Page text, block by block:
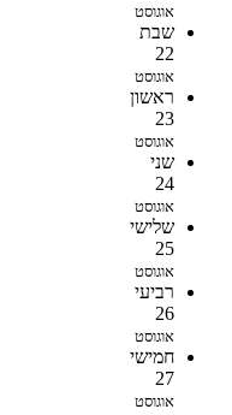
אוגוסט
שבת
22
אוגוסט
ראשון
23
אוגוסט
שני
24
אוגוסט
שלישי
25
אוגוסט
רביעי
26
אוגוסט
חמישי
27
אוגוסט